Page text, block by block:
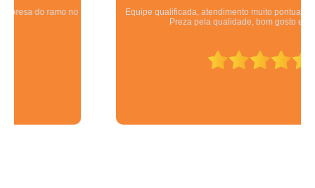
Equipe qualificada, atendimento muito pontual e de forma organizada.
Preza pela qualidade, bom gosto e preço justo.